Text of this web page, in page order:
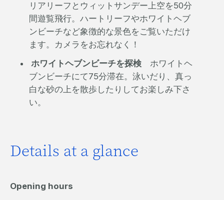
リアリーフとウィットサンデー上空を50分
間遊覧飛行。ハートリーフやホワイトヘブ
ンビーチなど象徴的な景色をご覧いただけ
ます。カメラをお忘れなく！
ホワイトヘブンビーチを探検 ホワイトヘ
ブンビーチにて75分滞在。泳いだり、真っ
白な砂の上を散歩したりしてお楽しみ下さ
い。
Details at a glance
Opening hours